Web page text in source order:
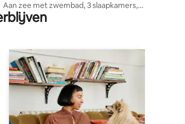
Aan zee met zwembad, 3 slaapkamers,
parkeerplaats, glasvezel